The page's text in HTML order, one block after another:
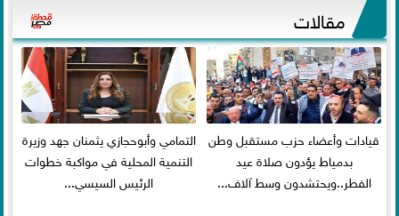
مقالات
قيادات وأعضاء حزب مستقبل وطن
بدمياط يؤدون صلاة عيد
الفطر..ويحتشدون وسط آلاف...
التمامي وأبوحجازي يثمنان جهد وزيرة
التنمية المحلية في مواكبة خطوات
الرئيس السيسي...